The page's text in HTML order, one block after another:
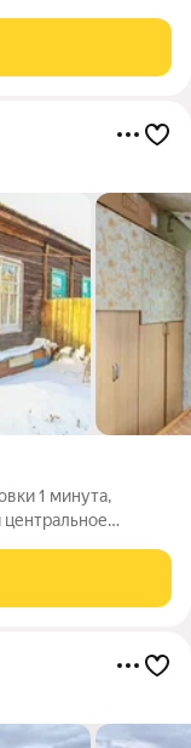
Есть летний
1 минута,
провести